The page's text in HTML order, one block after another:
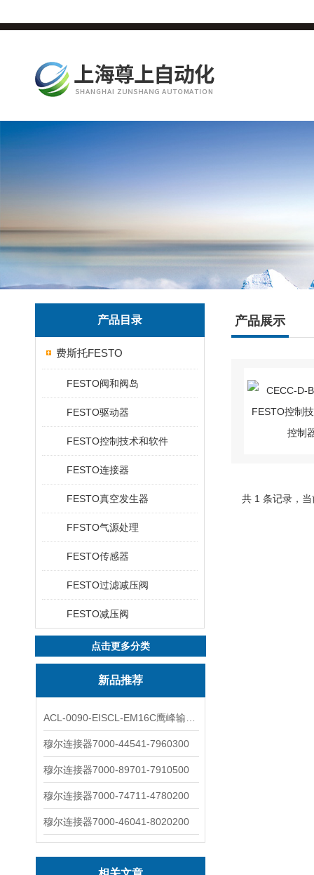
产品目录
费斯托FESTO
FESTO阀和阀岛
FESTO驱动器
FESTO控制技术和软件
FESTO连接器
FESTO真空发生器
FFSTO气源处理
FESTO传感器
FESTO过滤减压阀
FESTO减压阀
点击更多分类
新品推荐
穆尔连接器7000-44541-7960300
穆尔连接器7000-89701-7910500
穆尔连接器7000-74711-4780200
穆尔连接器7000-46041-8020200
产品展示
共 1 条记录，